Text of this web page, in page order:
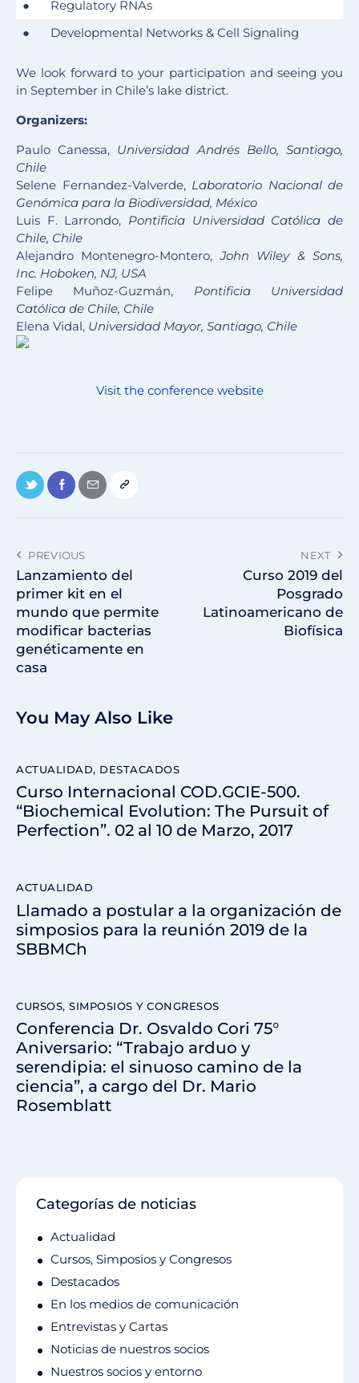
●
Regulatory RNAs
●
Developmental Networks & Cell Signaling
We look forward to your participation and seeing you
in September in Chile’s lake district.
Organizers:
Paulo Canessa, Universidad Andrés Bello, Santiago,
Chile
Selene Fernandez-Valverde, Laboratorio Nacional de
Genómica para la Biodiversidad, México
Luis F. Larrondo, Pontificia Universidad Católica de
Chile, Chile
Alejandro Montenegro-Montero,John Wiley & Sons,
Inc. Hoboken, NJ, USA
Felipe Muñoz-Guzmán, Pontificia Universidad
Católica de Chile, Chile
Elena Vidal, Universidad Mayor, Santiago, Chile
Visit the conference website
PREVIOUS
Lanzamiento del
primer kit en el
mundo que permite
modificar bacterias
genéticamente en
casa
NEXT
Curso 2019 del
Posgrado
Latinoamericano de
Biofísica
You May Also Like
ACTUALIDAD, DESTACADOS
Curso Internacional COD.GCIE-500.
“Biochemical Evolution: The Pursuit of
Perfection”. 02 al 10 de Marzo, 2017
ACTUALIDAD
Llamado a postular a la organización de
simposios para la reunión 2019 de la
SBBMCh
CURSOS, SIMPOSIOS Y CONGRESOS
Conferencia Dr. Osvaldo Cori 75°
Aniversario: “Trabajo arduo y
serendipia: el sinuoso camino de la
ciencia”, a cargo del Dr. Mario
Rosemblatt
Categorías de noticias
Actualidad
Cursos, Simposios y Congresos
Destacados
En los medios de comunicación
Entrevistas y Cartas
Noticias de nuestros socios
Nuestros socios y entorno